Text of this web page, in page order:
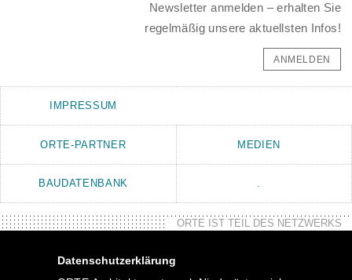
Newsletter anmelden – erhalten Sie
regelmäßig unsere aktuellsten Infos!
ANMELDEN
IMPRESSUM
ORTE-PARTNER MEDIEN
BAUDATENBANK .
ORTE IST TEIL DES NETZWERKS
Datenschutzerklärung